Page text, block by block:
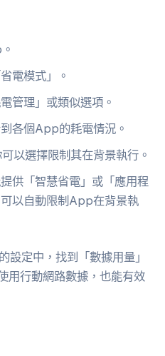
電模式」。
管理」或類似選項。
各個App的耗電情況。
以選擇限制其在背景執行。
供「智慧省電」或「應用程
以自動限制App在背景執
定中，找到「數據用量」
用行動網路數據，也能有效